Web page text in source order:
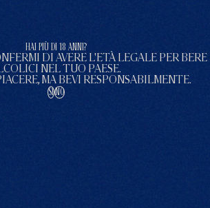
HAI PIÙ DI 18 ANNI?
DI AVERE L'ETÀ LEGALE PER BERE
NEL TUO PAESE.
MA BEVI RESPONSABILMENTE.
SINO